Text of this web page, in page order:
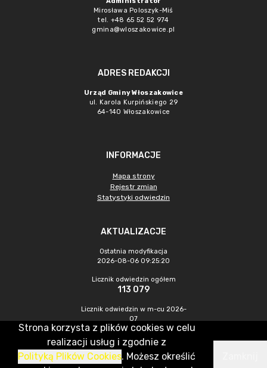
Mirosława Poloszyk-Miś
tel. +48 65 52 52 974
gmina@wloszakowice.pl
ADRES REDAKCJI
Urząd Gminy Włoszakowice
ul. Karola Kurpińskiego 29
64-140 Włoszakowice
INFORMACJE
Mapa strony
Rejestr zmian
Statystyki odwiedzin
AKTUALIZACJE
Ostatnia modyfikacja
2026-08-06 09:25:20
Licznik odwiedzin ogółem
113 079
Licznik odwiedzin w m-cu 2026-
07
409
CMS & Hosting: Nefeni Sp. z o.o.
Strona korzysta z plików cookies w celu
realizacji usług i zgodnie z
Polityką Plików Cookies. Możesz określić